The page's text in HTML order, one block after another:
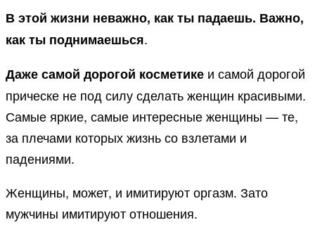
В этой жизни неважно, как ты падаешь. Важно,
как ты поднимаешься.
Даже самой дорогой косметике и самой дорогой
прическе не под силу сделать женщин красивыми.
Самые яркие, самые интересные женщины — те,
за плечами которых жизнь со взлетами и
падениями.
Женщины, может, и имитируют оргазм. Зато
мужчины имитируют отношения.